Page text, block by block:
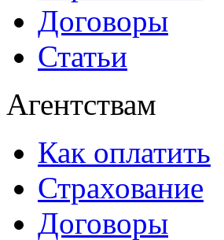
Договоры
Статьи
Агентствам
Как оплатить
Страхование
Договоры